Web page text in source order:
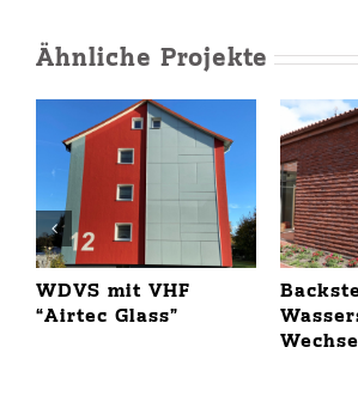
Ähnliche Projekte
WDVS mit VHF
“Airtec Glass”